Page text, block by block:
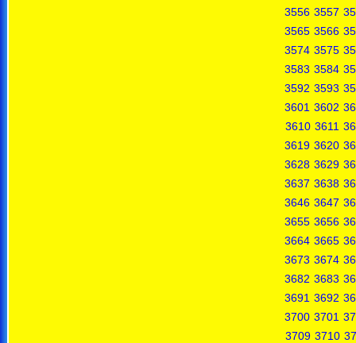
3556 3557
3565 3566
3574 3575
3583 3584
3592 3593
3601 3602
3610 3611
3619 3620
3628 3629
3637 3638
3646 3647
3655 3656
3664 3665
3673 3674
3682 3683
3691 3692
3700 3701
3709 3710